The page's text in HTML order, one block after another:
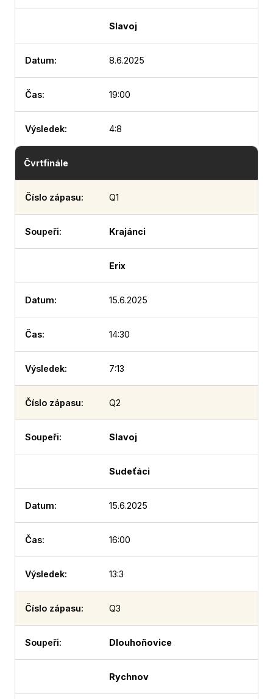
Slavoj
8.6.2025
19:00
4:8
Čvrtfinále
Q1
Krajánci
Erix
15.6.2025
14:30
7:13
Q2
Slavoj
Sudeťáci
15.6.2025
16:00
13:3
Q3
Dlouhoňovice
Rychnov